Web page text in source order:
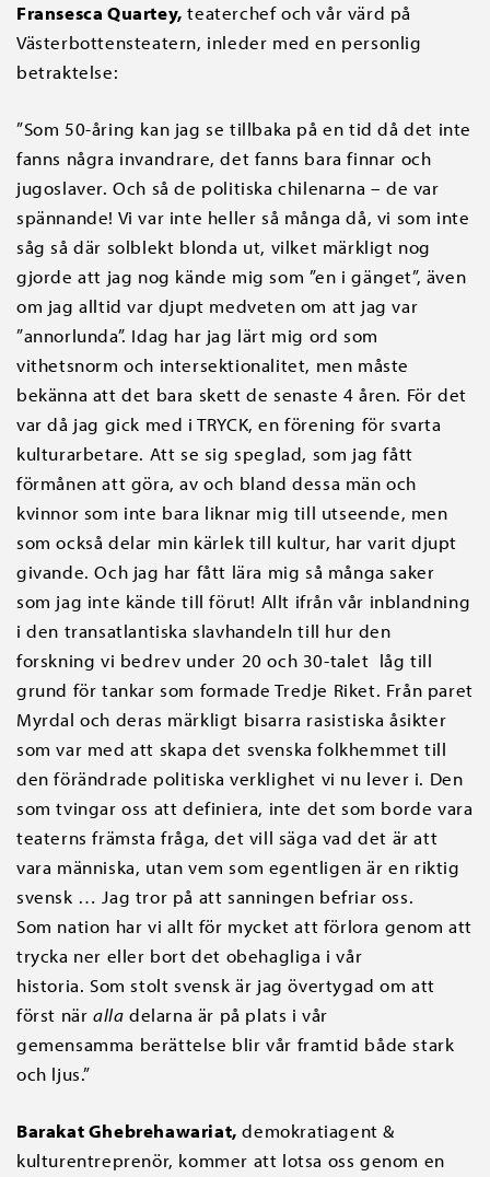
Fransesca Quartey, teaterchef och vår värd på
Västerbottensteatern, inleder med en personlig
betraktelse:
”Som 50-åring kan jag se tillbaka på en tid då det inte
fanns några invandrare, det fanns bara finnar och
jugoslaver. Och så de politiska chilenarna – de var
spännande! Vi var inte heller så många då, vi som inte
såg så där solblekt blonda ut, vilket märkligt nog
gjorde att jag nog kände mig som ”en i gänget”, även
om jag alltid var djupt medveten om att jag var
”annorlunda”. Idag har jag lärt mig ord som
vithetsnorm och intersektionalitet, men måste
bekänna att det bara skett de senaste 4 åren. För det
var då jag gick med i TRYCK, en förening för svarta
kulturarbetare. Att se sig speglad, som jag fått
förmånen att göra, av och bland dessa män och
kvinnor som inte bara liknar mig till utseende, men
som också delar min kärlek till kultur, har varit djupt
givande. Och jag har fått lära mig så många saker
som jag inte kände till förut! Allt ifrån vår inblandning
i den transatlantiska slavhandeln till hur den
forskning vi bedrev under 20 och 30-talet låg till
grund för tankar som formade Tredje Riket. Från paret
Myrdal och deras märkligt bisarra rasistiska åsikter
som var med att skapa det svenska folkhemmet till
den förändrade politiska verklighet vi nu lever i. Den
som tvingar oss att definiera, inte det som borde vara
teaterns främsta fråga, det vill säga vad det är att
vara människa, utan vem som egentligen är en riktig
svensk … Jag tror på att sanningen befriar oss.
Som nation har vi allt för mycket att förlora genom att
trycka ner eller bort det obehagliga i vår
historia. Som stolt svensk är jag övertygad om att
först när alla delarna är på plats i vår
gemensamma berättelse blir vår framtid både stark
och ljus.”
Barakat Ghebrehawariat, demokratiagent &
kulturentreprenör, kommer att lotsa oss genom en